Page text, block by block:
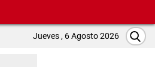
Jueves , 6 Agosto 2026